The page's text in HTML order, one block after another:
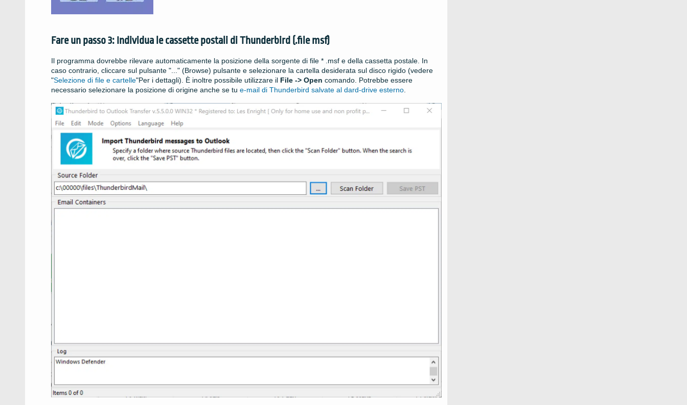
Fare un passo 3: Individua le cassette postali di Thunderbird (.file msf)
Il programma dovrebbe rilevare automaticamente la posizione della sorgente di file * .msf e della cassetta postale. In
caso contrario, cliccare sul pulsante "..." (Browse) pulsante e selezionare la cartella desiderata sul disco rigido (vedere
"Selezione di file e cartelle"Per i dettagli). È inoltre possibile utilizzare il File -> Open comando. Potrebbe essere
necessario selezionare la posizione di origine anche se tu e-mail di Thunderbird salvate al dard-drive esterno.